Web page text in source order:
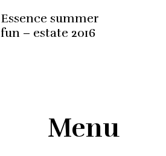
Essence summer
fun – estate 2016
Menu